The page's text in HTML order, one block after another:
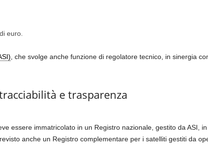
euro.
, che svolge anche funzione di regolatore tecnico, in sinergia
e trasparenza
essere immatricolato in un Registro nazionale, gestito da ASI,
anche un Registro complementare per i satelliti gestiti da